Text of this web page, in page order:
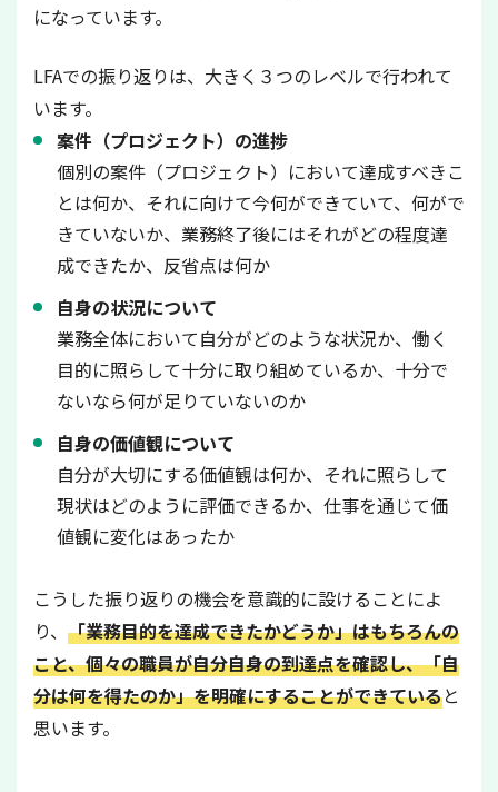
になっています。
LFAでの振り返りは、大きく３つのレベルで行われて
います。
案件（プロジェクト）の進捗
個別の案件（プロジェクト）において達成すべきこ
とは何か、それに向けて今何ができていて、何がで
きていないか、業務終了後にはそれがどの程度達
成できたか、反省点は何か
自身の状況について
業務全体において自分がどのような状況か、働く
目的に照らして十分に取り組めているか、十分で
ないなら何が足りていないのか
自身の価値観について
自分が大切にする価値観は何か、それに照らして
現状はどのように評価できるか、仕事を通じて価
値観に変化はあったか
こうした振り返りの機会を意識的に設けることによ
り、 「業務目的を達成できたかどうか」はもちろんの
こと、個々の職員が自分自身の到達点を確認し、「自
分は何を得たのか」を明確にすることができていると
思います。